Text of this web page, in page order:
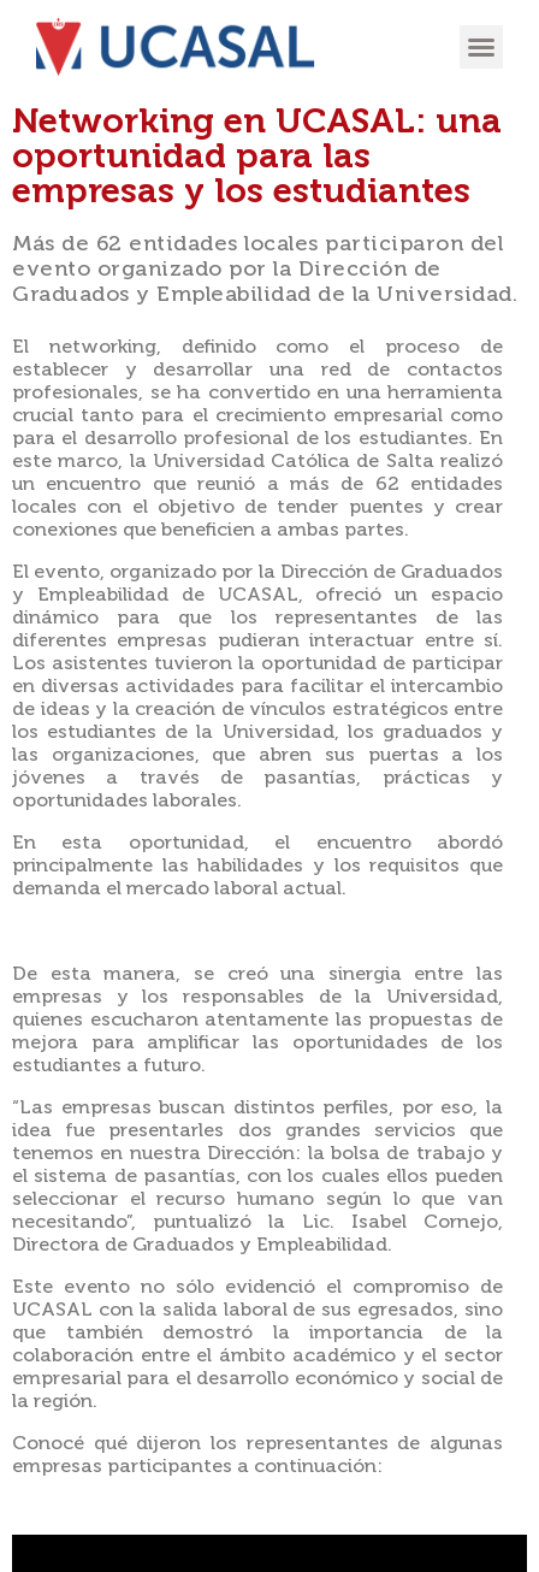
Networking en UCASAL: una
oportunidad para las
empresas y los estudiantes
Más de 62 entidades locales participaron del
evento organizado por la Dirección de
Graduados y Empleabilidad de la Universidad.
El networking, definido como el proceso de
establecer y desarrollar una red de contactos
profesionales, se ha convertido en una herramienta
crucial tanto para el crecimiento empresarial como
para el desarrollo profesional de los estudiantes. En
este marco, la Universidad Católica de Salta realizó
un encuentro que reunió a más de 62 entidades
locales con el objetivo de tender puentes y crear
conexiones que beneficien a ambas partes.
El evento, organizado por la Dirección de Graduados
y Empleabilidad de UCASAL, ofreció un espacio
dinámico para que los representantes de las
diferentes empresas pudieran interactuar entre sí.
Los asistentes tuvieron la oportunidad de participar
en diversas actividades para facilitar el intercambio
de ideas y la creación de vínculos estratégicos entre
los estudiantes de la Universidad, los graduados y
las organizaciones, que abren sus puertas a los
jóvenes a través de pasantías, prácticas y
oportunidades laborales.
En esta oportunidad, el encuentro abordó
principalmente las habilidades y los requisitos que
demanda el mercado laboral actual.
De esta manera, se creó una sinergia entre las
empresas y los responsables de la Universidad,
quienes escucharon atentamente las propuestas de
mejora para amplificar las oportunidades de los
estudiantes a futuro.
“Las empresas buscan distintos perfiles, por eso, la
idea fue presentarles dos grandes servicios que
tenemos en nuestra Dirección: la bolsa de trabajo y
el sistema de pasantías, con los cuales ellos pueden
seleccionar el recurso humano según lo que van
necesitando”, puntualizó la Lic. Isabel Cornejo,
Directora de Graduados y Empleabilidad.
Este evento no sólo evidenció el compromiso de
UCASAL con la salida laboral de sus egresados, sino
que también demostró la importancia de la
colaboración entre el ámbito académico y el sector
empresarial para el desarrollo económico y social de
la región.
Conocé qué dijeron los representantes de algunas
empresas participantes a continuación: